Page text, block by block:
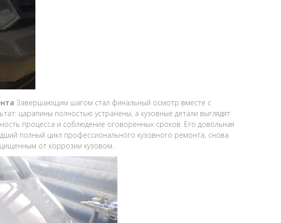
Завершающим шагом стал финальный осмотр вместе с
царапины полностью устранены, а кузовные детали выглядят
процесса и соблюдение оговоренных сроков. Его довольная
полный цикл профессионального кузовного ремонта, снова
от коррозии кузовом.